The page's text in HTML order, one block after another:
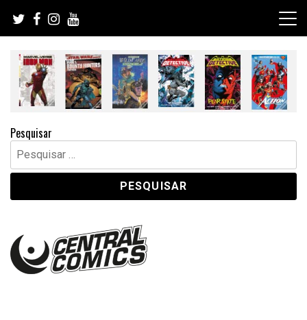
content
Pesquisar
Pesquisar
por: